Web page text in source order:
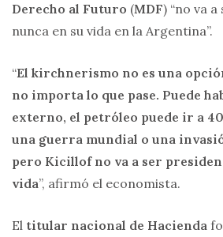
Derecho al Futuro (MDF) “no va
nunca en su vida en la Argentina”.
“El kirchnerismo no es una
no importa lo que pase. Puede
externo, el petróleo puede ir a
una guerra mundial o una
pero Kicillof no va a ser
vida”, afirmó el economista.
El titular nacional de Hacienda